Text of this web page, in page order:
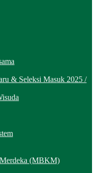
& Seleksi Masuk 2025 /
(MBKM)